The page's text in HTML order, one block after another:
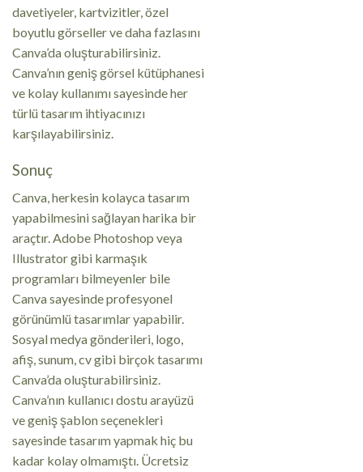
davetiyeler, kartvizitler, özel
boyutlu görseller ve daha fazlasını
Canva’da oluşturabilirsiniz.
Canva’nın geniş görsel kütüphanesi
ve kolay kullanımı sayesinde her
türlü tasarım ihtiyacınızı
karşılayabilirsiniz.
Sonuç
Canva, herkesin kolayca tasarım
yapabilmesini sağlayan harika bir
araçtır. Adobe Photoshop veya
Illustrator gibi karmaşık
programları bilmeyenler bile
Canva sayesinde profesyonel
görünümlü tasarımlar yapabilir.
Sosyal medya gönderileri, logo,
afiş, sunum, cv gibi birçok tasarımı
Canva’da oluşturabilirsiniz.
Canva’nın kullanıcı dostu arayüzü
ve geniş şablon seçenekleri
sayesinde tasarım yapmak hiç bu
kadar kolay olmamıştı. Ücretsiz